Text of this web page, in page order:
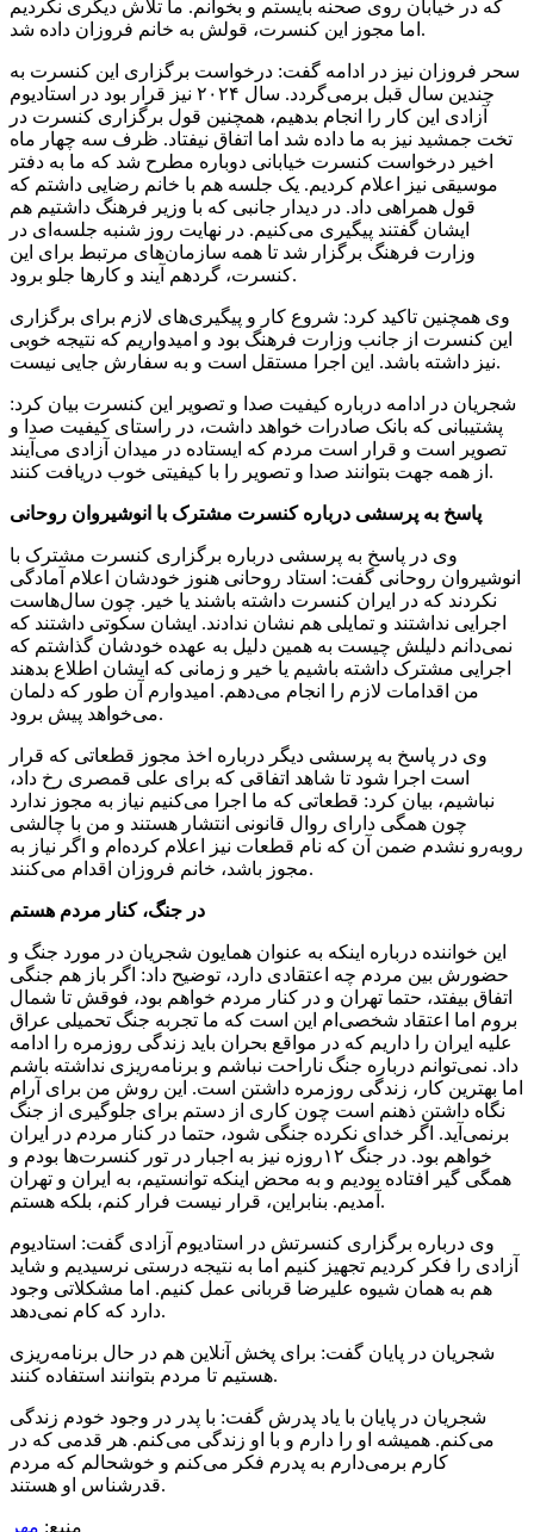
که در خیابان روی صحنه بایستم و بخوانم. ما تلاش دیگری نکردیم
اما مجوز این کنسرت، قولش به خانم فروزان داده شد.
سحر فروزان نیز در ادامه گفت: درخواست برگزاری این کنسرت به
چندین سال قبل برمی‌گردد. سال ۲۰۲۴ نیز قرار بود در استادیوم
آزادی این کار را انجام بدهیم، همچنین قول برگزاری کنسرت در
تخت جمشید نیز به ما داده شد اما اتفاق نیفتاد. ظرف سه چهار ماه
اخیر درخواست کنسرت خیابانی دوباره مطرح شد که ما به دفتر
موسیقی نیز اعلام کردیم. یک جلسه هم با خانم رضایی داشتم که
قول همراهی داد. در دیدار جانبی که با وزیر فرهنگ داشتیم هم
ایشان گفتند پیگیری می‌کنیم. در نهایت روز شنبه جلسه‌ای در
وزارت فرهنگ برگزار شد تا همه سازمان‌های مرتبط برای این
کنسرت، گردهم آیند و کارها جلو برود.
وی همچنین تاکید کرد: شروع کار و پیگیری‌های لازم برای برگزاری
این کنسرت از جانب وزارت فرهنگ بود و امیدواریم که نتیجه خوبی
نیز داشته باشد. این اجرا مستقل است و به سفارش جایی نیست.
شجریان در ادامه درباره کیفیت صدا و تصویر این کنسرت بیان کرد:
پشتیبانی که بانک صادرات خواهد داشت، در راستای کیفیت صدا و
تصویر است و قرار است مردم که ایستاده در میدان آزادی می‌آیند
از همه جهت بتوانند صدا و تصویر را با کیفیتی خوب دریافت کنند.
پاسخ به پرسشی درباره کنسرت مشترک با انوشیروان روحانی
وی در پاسخ به پرسشی درباره برگزاری کنسرت مشترک با
انوشیروان روحانی گفت: استاد روحانی هنوز خودشان اعلام آمادگی
نکردند که در ایران کنسرت داشته باشند یا خیر. چون سال‌هاست
اجرایی نداشتند و تمایلی هم نشان ندادند. ایشان سکوتی داشتند که
نمی‌دانم دلیلش چیست به همین دلیل به عهده خودشان گذاشتم که
اجرایی مشترک داشته باشیم یا خیر و زمانی که ایشان اطلاع بدهند
من اقدامات لازم را انجام می‌دهم. امیدوارم آن طور که دلمان
می‌خواهد پیش برود.
وی در پاسخ به پرسشی دیگر درباره اخذ مجوز قطعاتی که قرار
است اجرا شود تا شاهد اتفاقی که برای علی قمصری رخ داد،
نباشیم، بیان کرد: قطعاتی که ما اجرا می‌کنیم نیاز به مجوز ندارد
چون همگی دارای روال قانونی انتشار هستند و من با چالشی
روبه‌رو نشدم ضمن آن که نام قطعات نیز اعلام کرده‌ام و اگر نیاز به
مجوز باشد، خانم فروزان اقدام می‌کنند.
در جنگ، کنار مردم هستم
این خواننده درباره اینکه به عنوان همایون شجریان در مورد جنگ و
حضورش بین مردم چه اعتقادی دارد، توضیح داد: اگر باز هم جنگی
اتفاق بیفتد، حتما تهران و در کنار مردم خواهم بود، فوقش تا شمال
بروم‌ اما اعتقاد شخصی‌ام این است که ما تجربه جنگ تحمیلی عراق
علیه ایران را داریم که در مواقع بحران باید زندگی روزمره را ادامه
داد. نمی‌توانم درباره جنگ ناراحت نباشم و برنامه‌ریزی نداشته باشم
اما بهترین کار، زندگی روزمره داشتن است. این روش من برای آرام
نگاه داشتن ذهنم است چون کاری از دستم برای جلوگیری از جنگ
برنمی‌آید. اگر خدای نکرده جنگی شود، حتما در کنار مردم در ایران
خواهم بود. در جنگ ۱۲روزه نیز به اجبار در تور کنسرت‌ها بودم و
همگی گیر افتاده بودیم و به محض اینکه توانستیم، به ایران و تهران
آمدیم. بنابراین، قرار نیست فرار کنم، بلکه هستم.
وی درباره برگزاری کنسرتش در استادیوم آزادی گفت: استادیوم
آزادی را فکر کردیم تجهیز کنیم اما به نتیجه درستی نرسیدیم و شاید
هم به همان شیوه علیرضا قربانی عمل کنیم. اما مشکلاتی وجود
دارد که کام نمی‌دهد.
شجریان در پایان گفت: برای پخش آنلاین هم در حال برنامه‌ریزی
هستیم تا مردم بتوانند استفاده کنند.
شجریان در پایان با یاد پدرش گفت: با پدر در وجود خودم زندگی
می‌کنم. همیشه او را دارم و با او زندگی می‌کنم. هر قدمی که در
کارم برمی‌دارم به پدرم فکر می‌کنم و خوشحالم که مردم
قدرشناس او هستند.
منبع: مهر